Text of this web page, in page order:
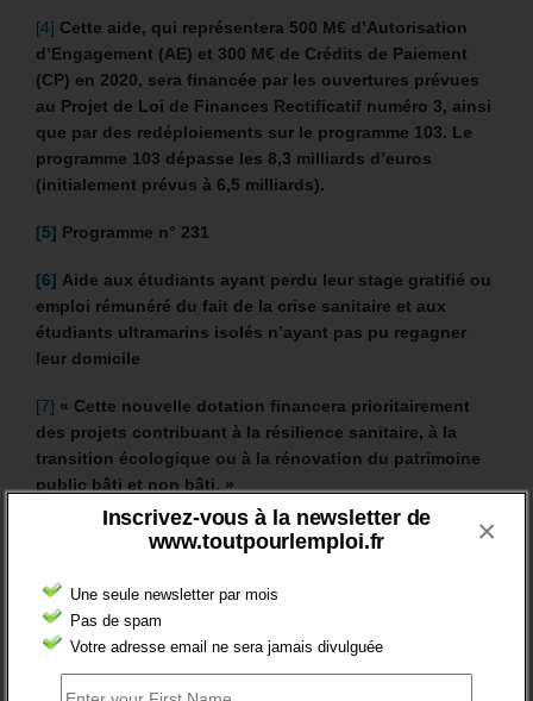
Inscrivez-vous à la newsletter de
www.toutpourlemploi.fr
Une seule newsletter par mois
Pas de spam
Votre adresse email ne sera jamais divulguée
×
[4] Cette aide, qui représentera 500 M€ d’Autorisation
d’Engagement (AE) et 300 M€ de Crédits de Paiement
(CP) en 2020, sera financée par les ouvertures prévues
au Projet de Loi de Finances Rectificatif numéro 3, ainsi
que par des redéploiements sur le programme 103. Le
programme 103 dépasse les 8,3 milliards d’euros
(initialement prévus à 6,5 milliards).
[5] Programme n° 231
[6] Aide aux étudiants ayant perdu leur stage gratifié ou
emploi rémunéré du fait de la crise sanitaire et aux
étudiants ultramarins isolés n’ayant pas pu regagner
leur domicile
[7] « Cette nouvelle dotation financera prioritairement
des projets contribuant à la résilience sanitaire, à la
transition écologique ou à la rénovation du patrimoine
public bâti et non bâti. »
Programme n° 174 : Énergie, climat et après-mines
[9]
exceptionnel du bonus écologique pour les véhicules
électriques et véhicules hybrides rechargeables depuis
le 1er juin et jusqu’à la fin de l’année » ; d’autre part,